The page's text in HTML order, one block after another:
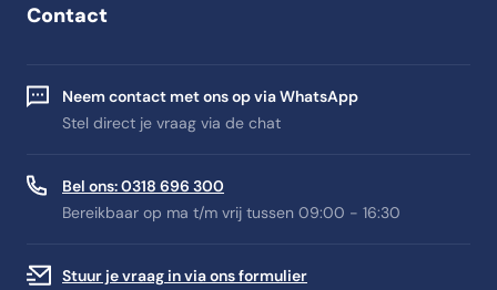
Contact
Neem contact met ons op via WhatsApp
Stel direct je vraag via de chat
Bel ons: 0318 696 300
Bereikbaar op ma t/m vrij tussen 09:00 - 16:30
Stuur je vraag in via ons formulier